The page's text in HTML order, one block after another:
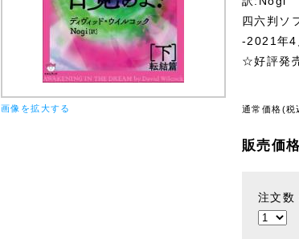
画像を拡大する
四六判ソ
-2021年4
☆好評発
通常価格(税
販売価
注文数